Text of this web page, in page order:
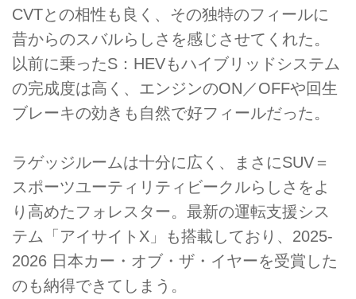
CVTとの相性も良く、その独特のフィールに
昔からのスバルらしさを感じさせてくれた。
以前に乗ったS：HEVもハイブリッドシステム
の完成度は高く、エンジンのON／OFFや回生
ブレーキの効きも自然で好フィールだった。
ラゲッジルームは十分に広く、まさにSUV＝
スポーツユーティリティビークルらしさをよ
り高めたフォレスター。最新の運転支援シス
テム「アイサイトX」も搭載しており、2025-
2026 日本カー・オブ・ザ・イヤーを受賞した
のも納得できてしまう。